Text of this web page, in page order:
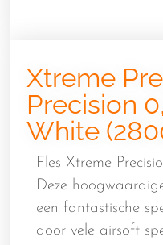
Xtreme
Precision
White
Fles Xtreme
Deze
een fantastische
door vele airsoft